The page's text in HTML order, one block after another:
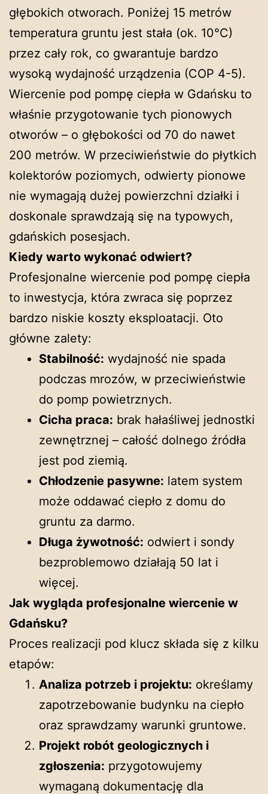
głębokich otworach. Poniżej 15 metrów
temperatura gruntu jest stała (ok. 10°C)
przez cały rok, co gwarantuje bardzo
wysoką wydajność urządzenia (COP 4-5).
Wiercenie pod pompę ciepła w Gdańsku to
właśnie przygotowanie tych pionowych
otworów – o głębokości od 70 do nawet
200 metrów. W przeciwieństwie do płytkich
kolektorów poziomych, odwierty pionowe
nie wymagają dużej powierzchni działki i
doskonale sprawdzają się na typowych,
gdańskich posesjach.
Kiedy warto wykonać odwiert?
Profesjonalne wiercenie pod pompę ciepła
to inwestycja, która zwraca się poprzez
bardzo niskie koszty eksploatacji. Oto
główne zalety:
Stabilność: wydajność nie spada
podczas mrozów, w przeciwieństwie
do pomp powietrznych.
Cicha praca: brak hałaśliwej jednostki
zewnętrznej – całość dolnego źródła
jest pod ziemią.
Chłodzenie pasywne: latem system
może oddawać ciepło z domu do
gruntu za darmo.
Długa żywotność: odwiert i sondy
bezproblemowo działają 50 lat i
więcej.
Jak wygląda profesjonalne wiercenie w
Gdańsku?
Proces realizacji pod klucz składa się z kilku
etapów:
Analiza potrzeb i projektu: określamy
zapotrzebowanie budynku na ciepło
oraz sprawdzamy warunki gruntowe.
Projekt robót geologicznych i
zgłoszenia: przygotowujemy
wymaganą dokumentację dla